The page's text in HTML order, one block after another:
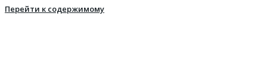
Перейти к содержимому